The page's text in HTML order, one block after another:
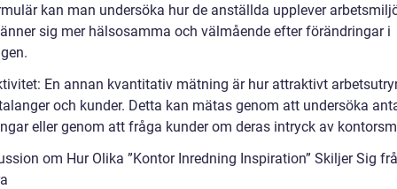
kan man undersöka hur de anställda upplever
sig mer hälsosamma och välmående efter förändringar i
En annan kvantitativ mätning är hur attraktivt
och kunder. Detta kan mätas genom att undersöka
eller genom att fråga kunder om deras intryck av
om Hur Olika ”Kontor Inredning Inspiration” Skiljer Sig